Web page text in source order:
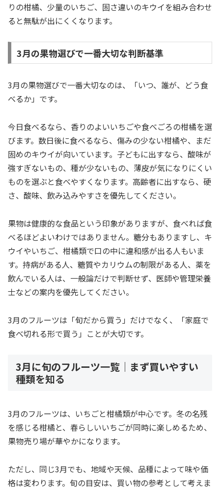
りの柑橘、少量のいちご、固さ違いのキウイを組み合わせ
ると無駄が出にくくなります。
3月の果物選びで一番大切な判断基準
3月の果物選びで一番大切なのは、「いつ、誰が、どう食
べるか」です。
今日食べるなら、香りのよいいちごや食べごろの柑橘を選
びます。数日後に食べるなら、傷みの少ない柑橘や、まだ
固めのキウイが向いています。子どもに出すなら、酸味が
強すぎないもの、種が少ないもの、薄皮が気になりにくい
ものを選ぶと食べやすくなります。高齢者に出すなら、硬
さ、酸味、飲み込みやすさを優先してください。
果物は健康的な食品という印象がありますが、食べれば食
べるほどよいわけではありません。糖分もありますし、キ
ウイやいちご、柑橘類で口の中に違和感が出る人もいま
す。持病がある人、糖質やカリウムの制限がある人、薬を
飲んでいる人は、一般論だけで判断せず、医師や管理栄養
士などの案内を優先してください。
3月のフルーツは「旬だから買う」だけでなく、「家庭で
食べ切れる形で買う」ことが大切です。
3月に旬のフルーツ一覧｜まず買いやすい
種類を知る
3月のフルーツは、いちごと柑橘類が中心です。冬の名残
を感じる柑橘と、春らしいいちごが同時に楽しめるため、
果物売り場が華やかになります。
ただし、同じ3月でも、地域や天候、品種によって味や価
格は変わります。旬の目安は、買い物の参考として考えま